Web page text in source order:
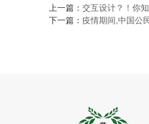
上一篇： 交互设计？！你
下一篇： 疫情期间,中国公